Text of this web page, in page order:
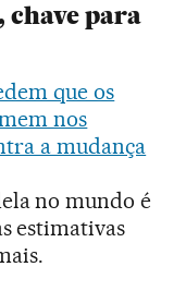
para
que os
nos
a mudança
no mundo é
estimativas